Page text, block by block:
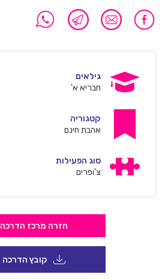
גילאים
חבריא א'
קטגוריה
אהבת חינם
סוג הפעילות
צ'ופרים
חזרה מרכז הדרכה
קובץ הדרכה